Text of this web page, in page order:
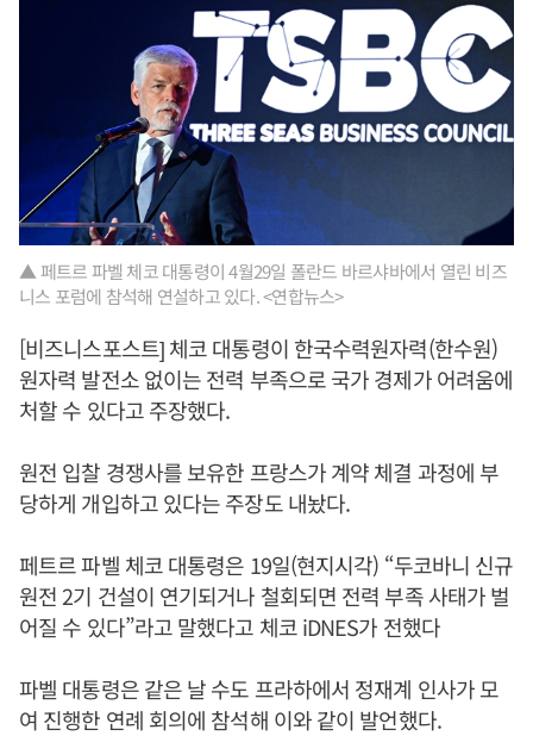
▲ 페트르 파벨 체코 대통령이 4월29일 폴란드 바르샤바에서 열린 비즈
니스 포럼에 참석해 연설하고 있다. <연합뉴스>
[비즈니스포스트] 체코 대통령이 한국수력원자력(한수원)
원자력 발전소 없이는 전력 부족으로 국가 경제가 어려움에
처할 수 있다고 주장했다.
원전 입찰 경쟁사를 보유한 프랑스가 계약 체결 과정에 부
당하게 개입하고 있다는 주장도 내놨다.
페트르 파벨 체코 대통령은 19일(현지시각) “두코바니 신규
원전 2기 건설이 연기되거나 철회되면 전력 부족 사태가 벌
어질 수 있다”라고 말했다고 체코 iDNES가 전했다
파벨 대통령은 같은 날 수도 프라하에서 정재계 인사가 모
여 진행한 연례 회의에 참석해 이와 같이 발언했다.